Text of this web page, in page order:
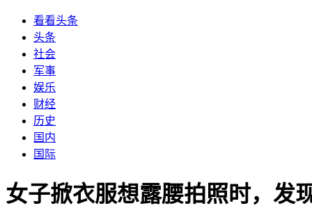
看看头条
头条
社会
军事
娱乐
财经
历史
国内
国际
女子掀衣服想露腰拍照时，发